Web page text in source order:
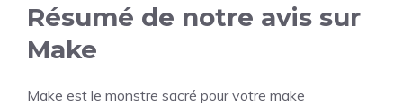
Résumé de notre avis sur
Make
Make est le monstre sacré pour votre make